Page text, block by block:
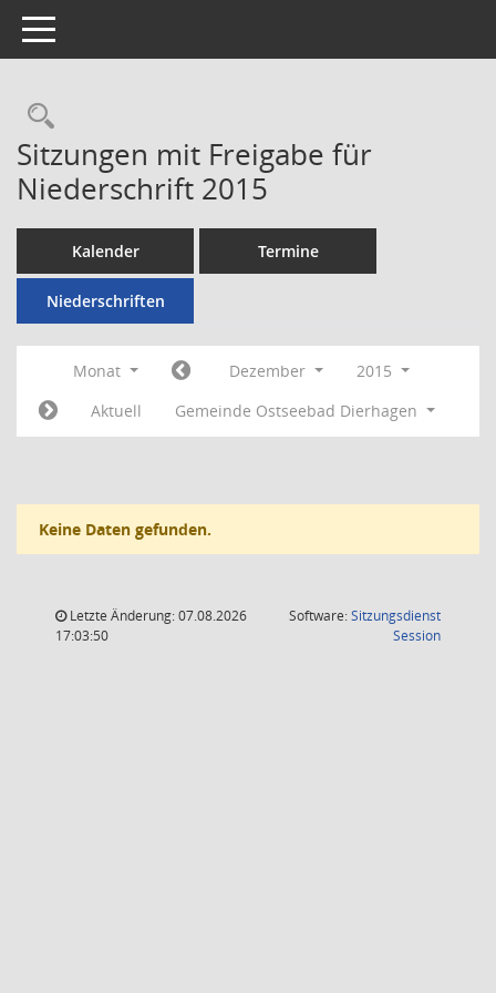
Toggle navigation
Rechercheauswahl
Sitzungen mit Freigabe für
Niederschrift 2015
Kalender Termine
Niederschriften
Monat Dezember
2015
Aktuell
Gemeinde Ostseebad Dierhagen
Keine Daten gefunden.
Letzte Änderung: 07.08.2026
17:03:50
Software:Sitzungsdienst
Session(Wird in